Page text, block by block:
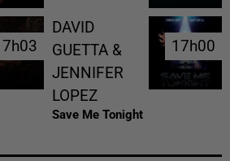
DAVID
GUETTA &
JENNIFER
LOPEZ
Save Me Tonight
17h00
17h00